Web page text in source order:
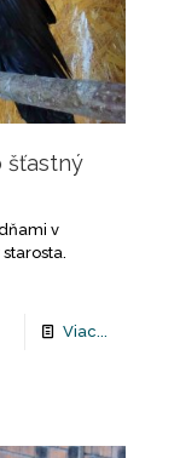
šťastný
v
Viac...